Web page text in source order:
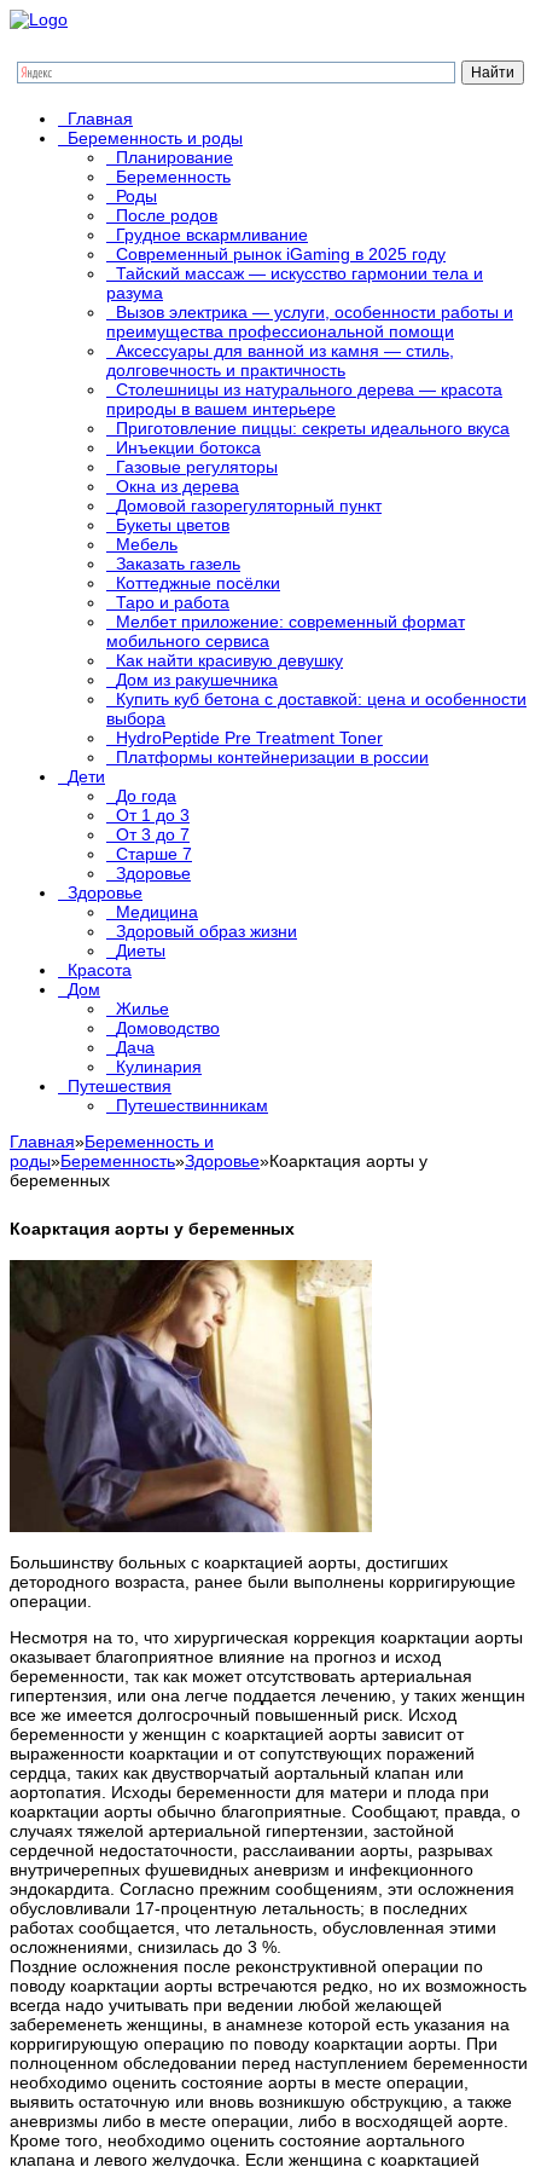
Главная
Беременность и роды
Планирование
Беременность
Роды
После родов
Грудное вскармливание
Современный рынок iGaming в 2025 году
Тайский массаж — искусство гармонии тела и
разума
Вызов электрика — услуги, особенности работы и
преимущества профессиональной помощи
Аксессуары для ванной из камня — стиль,
долговечность и практичность
Столешницы из натурального дерева — красота
природы в вашем интерьере
Приготовление пиццы: секреты идеального вкуса
Инъекции ботокса
Газовые регуляторы
Окна из дерева
Домовой газорегуляторный пункт
Букеты цветов
Мебель
Заказать газель
Коттеджные посёлки
Таро и работа
Мелбет приложение: современный формат
мобильного сервиса
Как найти красивую девушку
Дом из ракушечника
Купить куб бетона с доставкой: цена и особенности
выбора
HydroPeptide Pre Treatment Toner
Платформы контейнеризации в россии
Дети
До года
От 1 до 3
От 3 до 7
Старше 7
Здоровье
Здоровье
Медицина
Здоровый образ жизни
Диеты
Красота
Дом
Жилье
Домоводство
Дача
Кулинария
Путешествия
Путешествинникам
Главная»Беременность и
роды»Беременность»Здоровье»Коарктация аорты у
беременных
Коарктация аорты у беременных
Большинству больных с коарктацией аорты, достигших
детородного возраста, ранее были выполнены корригирующие
операции.
Несмотря на то, что хирургическая коррекция коарктации аорты
оказывает благоприятное влияние на прогноз и исход
беременности, так как может отсутствовать артериальная
гипертензия, или она легче поддается лечению, у таких женщин
все же имеется долгосрочный повышенный риск. Исход
беременности у женщин с коарктацией аорты зависит от
выраженности коарктации и от сопутствующих поражений
сердца, таких как двустворчатый аортальный клапан или
аортопатия. Исходы беременности для матери и плода при
коарктации аорты обычно благоприятные. Сообщают, правда, о
случаях тяжелой артериальной гипертензии, застойной
сердечной недостаточности, расслаивании аорты, разрывах
внутричерепных фушевидных аневризм и инфекционного
эндокардита. Согласно прежним сообщениям, эти осложнения
обусловливали 17-процентную летальность; в последних
работах сообщается, что летальность, обусловленная этими
осложнениями, снизилась до 3 %.
Поздние осложнения после реконструктивной операции по
поводу коарктации аорты встречаются редко, но их возможность
всегда надо учитывать при ведении любой желающей
забеременеть женщины, в анамнезе которой есть указания на
корригирующую операцию по поводу коарктации аорты. При
полноценном обследовании перед наступлением беременности
необходимо оценить состояние аорты в месте операции,
выявить остаточную или вновь возникшую обструкцию, а также
аневризмы либо в месте операции, либо в восходящей аорте.
Кроме того, необходимо оценить состояние аортального
клапана и левого желудочка. Если женщина с коарктацией